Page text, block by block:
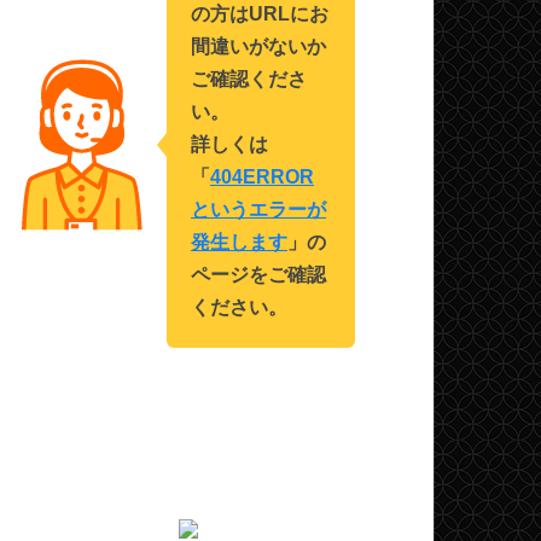
の方はURLにお
間違いがないか
ご確認くださ
い。
詳しくは
「 404ERROR
というエラーが
発生します 」の
ページをご確認
ください。